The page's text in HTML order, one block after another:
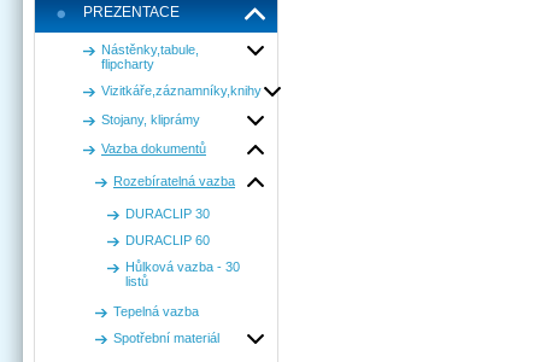
PREZENTACE
Nástěnky,tabule,
flipcharty
Vizitkáře,záznamníky,knihy
Stojany, kliprámy
Vazba dokumentů
Rozebíratelná vazba
DURACLIP 30
DURACLIP 60
Hůlková vazba - 30
listů
Tepelná vazba
Spotřební materiál